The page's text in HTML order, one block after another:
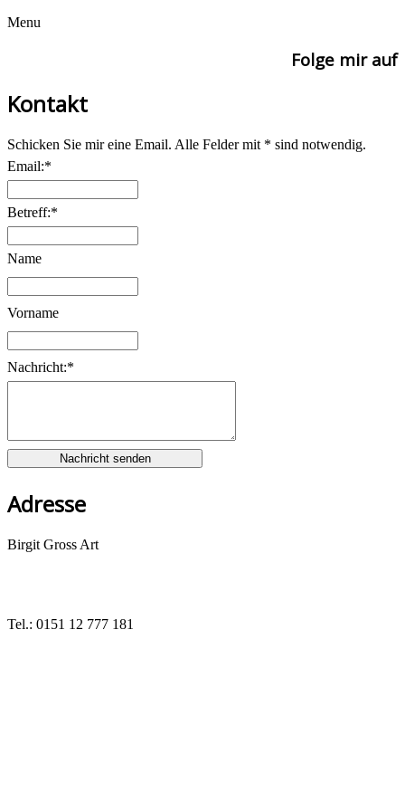
Menu
Folge mir auf
Kontakt
Schicken Sie mir eine Email. Alle Felder mit * sind notwendig.
Email:*
Betreff:*
Name
Vorname
Nachricht:*
Adresse
Birgit Gross Art
Tel.: 0151 12 777 181